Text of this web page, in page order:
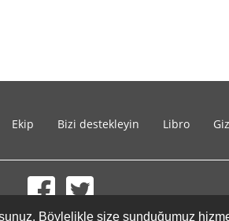
Böylelikle size sunduğumuz
Ekip Bizi destekleyin Libro